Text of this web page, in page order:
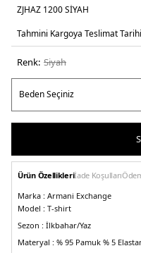
ZJHAZ 1200 SİYAH
Tahmini Kargoya Teslimat
Renk: si̇yah
Ürün Özellikleriİade Koşulları
Marka : Armani Exchange
Model : T-shirt
Sezon : İlkbahar/Yaz
Materyal : % 95 Pamuk % 5